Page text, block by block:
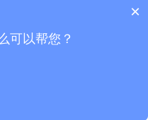
×
可以帮您？